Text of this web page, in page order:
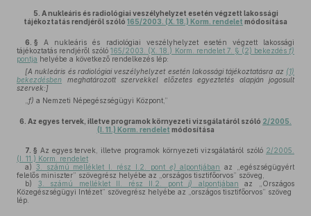
5. A nukleáris és radiológiai veszélyhelyzet esetén végzett lakossági
tájékoztatás rendjéről szóló 165/2003. (X. 18.) Korm. rendelet módosítása
6. § A nukleáris és radiológiai veszélyhelyzet esetén végzett lakossági
tájékoztatás rendjéről szóló165/2003. (X. 18.) Korm. rendelet 7. § (2) bekezdés f)
pontja helyébe a következő rendelkezés lép:
[A nukleáris és radiológiai veszélyhelyzet esetén lakossági tájékoztatásra az (1)
bekezdésben meghatározott szervekkel előzetes egyeztetés alapján jogosult
szervek:]
f) a Nemzeti Népegészségügyi Központ,”
6. Az egyes tervek, illetve programok környezeti vizsgálatáról szóló 2/2005.
(I. 11.) Korm. rendelet módosítása
7. § Az egyes tervek, illetve programok környezeti vizsgálatáról szóló 2/2005.
(I. 11.) Korm. rendelet
a) 3. számú melléklet I. rész I.2. pont e) alpontjában az „egészségügyért
felelős miniszter” szövegrész helyébe az „országos tisztifőorvos” szöveg,
b)
3. számú melléklet II. rész II.2. pontj) alpontjában az „Országos
Közegészségügyi Intézet” szövegrész helyébe az „országos tisztifőorvos” szöveg
lép.